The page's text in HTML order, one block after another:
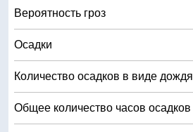
Вероятность гроз
Осадки
Количество осадков в виде дождя
Общее количество часов осадков